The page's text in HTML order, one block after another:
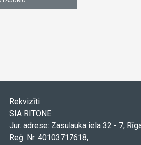
Rekvizīti
SIA RITONE
Jur. adrese: Zasulauka iela 32 - 7,
Reģ. Nr. 40103717618,